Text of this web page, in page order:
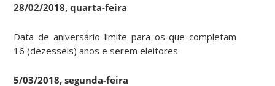
28/02/2018, quarta-feira
Data de aniversário limite para os que completam
16 (dezesseis) anos e serem eleitores
5/03/2018, segunda-feira